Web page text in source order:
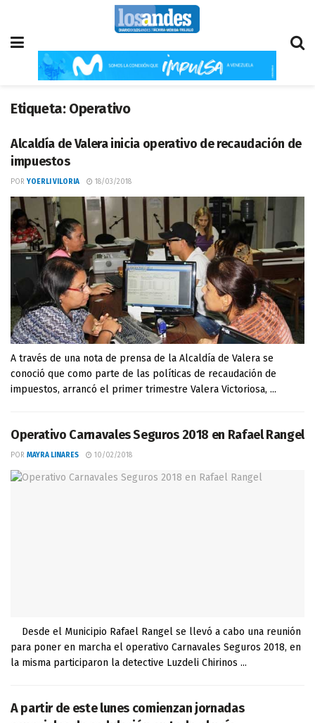
Etiqueta: Operativo
Alcaldía de Valera inicia operativo de recaudación de
impuestos
POR YOERLI VILORIA 18/03/2018
A través de una nota de prensa de la Alcaldía de Valera se
conoció que como parte de las políticas de recaudación de
impuestos, arrancó el primer trimestre Valera Victoriosa, ...
Operativo Carnavales Seguros 2018 en Rafael Rangel
POR MAYRA LINARES 10/02/2018
Desde el Municipio Rafael Rangel se llevó a cabo una reunión
para poner en marcha el operativo Carnavales Seguros 2018, en
la misma participaron la detective Luzdeli Chirinos ...
A partir de este lunes comienzan jornadas